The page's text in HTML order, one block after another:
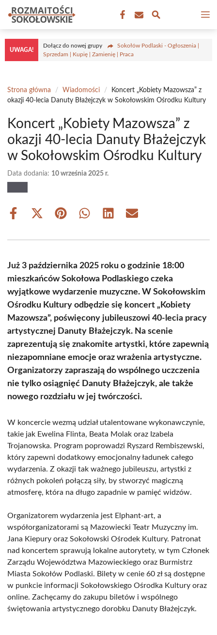
Przejdź
treści
UWAGA!
Dołącz do nowej grupy
Sokołów Podlaski - Ogłoszenia |
Sprzedam | Kupię | Zamienię | Praca
Strona główna / Wiadomości /
Koncert „Kobiety Mazowsza” z
okazji 40-lecia Danuty Błażejczyk w Sokołowskim Ośrodku Kultury
Koncert „Kobiety Mazowsza” z
okazji 40-lecia Danuty Błażejczyk
w Sokołowskim Ośrodku Kultury
Data dodania: 10 września 2025 r.
Share
Share
(Twitter)
Share Share Share Share
Już 3 października 2025 roku o godzinie 18:00
mieszkańców Sokołowa Podlaskiego czeka
wyjątkowe wydarzenie muzyczne. W Sokołowskim
Ośrodku Kultury odbędzie się koncert „Kobiety
Mazowsza”, poświęcony jubileuszowi 40-lecia pracy
artystycznej Danuty Błażejczyk. Na scenie
zaprezentują się znakomite artystki, które zapewnią
niezapomniane emocje oraz wrażenia artystyczne.
Organizatorzy zapraszają do wspólnego uczczenia
nie tylko osiągnięć Danuty Błażejczyk, ale także
nowego rozdziału w jej twórczości.
W koncercie wezmą udział utalentowane wykonawczynie,
takie jak Ewelina Flinta, Beata Molak oraz Izabela
Trojanowska. Program poprowadzi Ryszard Rembiszewski,
który zapewni dodatkowy emocjonalny ładunek całego
wydarzenia. Z okazji tak ważnego jubileuszu, artystki z
różnych pokoleń połączą siły, by stworzyć magiczną
atmosferę, która na długo zapadnie w pamięć widzów.
Organizatorem wydarzenia jest Elphant-art, a
współorganizatorami są Mazowiecki Teatr Muzyczny im.
Jana Kiepury oraz Sokołowski Ośrodek Kultury. Patronat
nad koncertem sprawują lokalne autorytety, w tym Członek
Zarządu Województwa Mazowieckiego oraz Burmistrz
Miasta Sokołów Podlaski. Bilety w cenie 60 zł są dostępne
w punkcie informacji Sokołowskiego Ośrodka Kultury oraz
online. Zachęcamy do zakupu biletów i wspólnego
świętowania artystycznego dorobku Danuty Błażejczyk.